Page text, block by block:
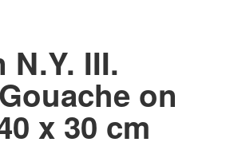
III.
on
x 30 cm